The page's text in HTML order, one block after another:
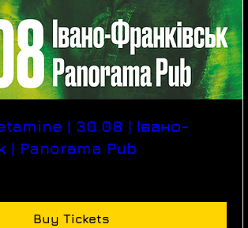
| 30.08 | Івано-
| Panorama Pub
Buy Tickets